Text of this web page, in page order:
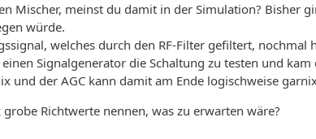
Mischer, meinst du damit in der Simulation? Bisher
würde.
welches durch den RF-Filter gefiltert, nochmal
Signalgenerator die Schaltung zu testen und
und der AGC kann damit am Ende logischweise
Richtwerte nennen, was zu erwarten wäre?